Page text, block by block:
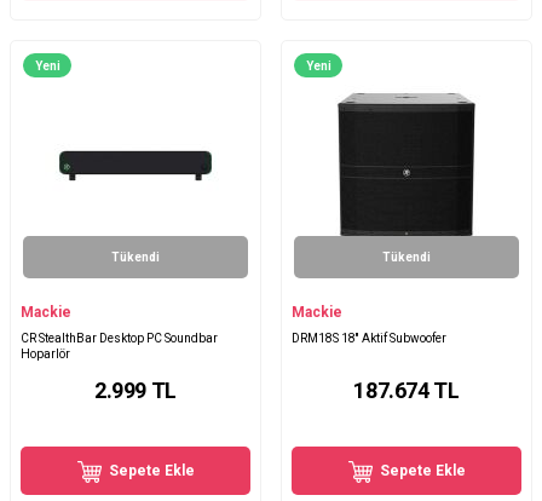
Yeni
Tükendi
Mackie
CR StealthBar Desktop PC Soundbar
Hoparlör
2.999 TL
Sepete Ekle
Yeni
Tükendi
Mackie
DRM18S 18'' Aktif Subwoofer
187.674TL
Sepete Ekle